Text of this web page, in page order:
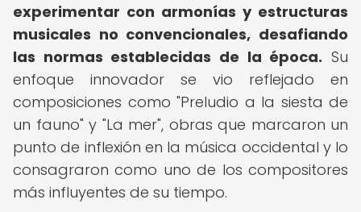
experimentar con armonías y estructuras
musicales no convencionales, desafiando
las normas establecidas de la época. Su
enfoque innovador se vio reflejado en
composiciones como "Preludio a la siesta de
un fauno" y "La mer", obras que marcaron un
punto de inflexión en la música occidental y lo
consagraron como uno de los compositores
más influyentes de su tiempo.